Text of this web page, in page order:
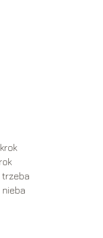
trzeba
nieba